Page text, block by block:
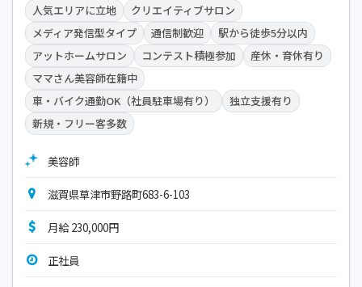
人気エリアに立地
クリエイティブサロン
メディア発信型タイプ
通信制歓迎
駅から徒歩5分以内
アットホームサロン
コンテスト積極参加
産休・育休有り
ママさん美容師在籍中
車・バイク通勤OK（社員駐車場有り）
独立支援有り
新規・フリー客多数
美容師
滋賀県草津市野路町683-6-103
月給 230,000円
正社員